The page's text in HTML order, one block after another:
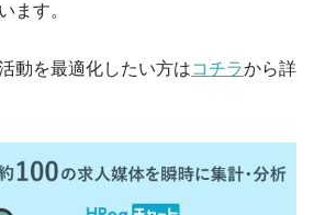
ます。
動を最適化したい方はコチラから詳